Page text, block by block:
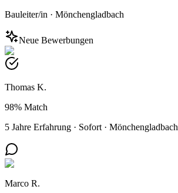
Bauleiter/in · Mönchengladbach
Neue Bewerbungen
Thomas K.
98% Match
5 Jahre Erfahrung · Sofort · Mönchengladbach
Marco R.